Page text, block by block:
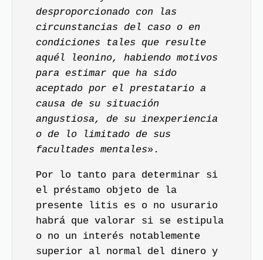
desproporcionado con las
circunstancias del caso o en
condiciones tales que resulte
aquél leonino, habiendo motivos
para estimar que ha sido
aceptado por el prestatario a
causa de su situación
angustiosa, de su inexperiencia
o de lo limitado de sus
facultades mentales».
Por lo tanto para determinar si
el préstamo objeto de la
presente litis es o no usurario
habrá que valorar si se estipula
o no un interés notablemente
superior al normal del dinero y